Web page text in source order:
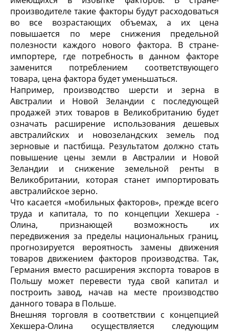
производителе такие факторы будут расходоваться
во все возрастающих объемах, а их цена
повышается по мере снижения предельной
полезности каждого нового фактора. В стране-
импортере, где потребность в данном факторе
заменится потреблением соответствующего
товара, цена фактора будет уменьшаться.
Например, производство шерсти и зерна в
Австралии и Новой Зеландии с последующей
продажей этих товаров в Великобританию будет
означать расширение использования дешевых
австралийских и новозеландских земель под
зерновые и пастбища. Результатом должно стать
повышение цены земли в Австралии и Новой
Зеландии и снижение земельной ренты в
Великобритании, которая станет импортировать
австралийское зерно.
Что касается «мобильных факторов», прежде всего
труда и капитала, то по концепции Хекшера -
Олина, признающей возможность их
передвижения за пределы национальных границ,
прогнозируется вероятность замены движения
товаров движением факторов производства. Так,
Германия вместо расширения экспорта товаров в
Польшу может перевести туда свой капитал и
построить завод, начав на месте производство
данного товара в Польше.
Внешняя торговля в соответствии с концепцией
Хекшера-Олина осуществляется следующим